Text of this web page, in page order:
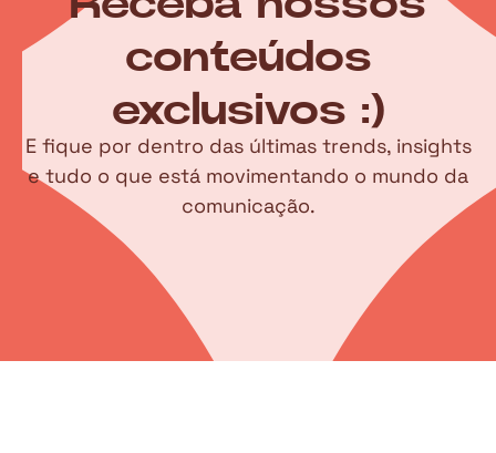
conteúdos
exclusivos :)
E fique por dentro das últimas trends, insights
e tudo o que está movimentando o mundo da
comunicação.